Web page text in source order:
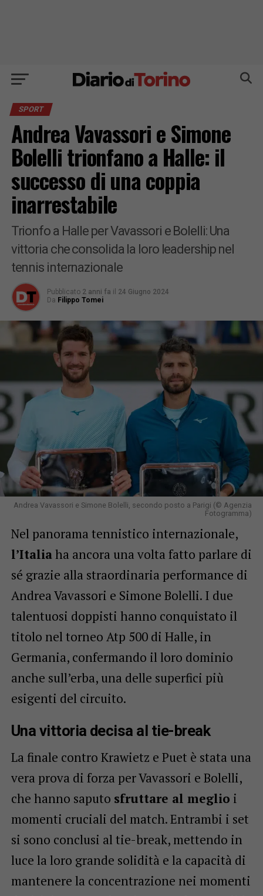
SPORT
Andrea Vavassori e Simone
Bolelli trionfano a Halle: il
successo di una coppia
inarrestabile
Trionfo a Halle per Vavassori e Bolelli: Una
vittoria che consolida la loro leadership nel
tennis internazionale
Pubblicato 2 anni fa il 24 Giugno 2024
Da Filippo Tomei
Andrea Vavassori e Simone Bolelli, secondo posto a Parigi (© Agenzia
Fotogramma)
Nel panorama tennistico internazionale,
l’Italiaha ancora una volta fatto parlare di
sé grazie alla straordinaria performance di
Andrea Vavassori e Simone Bolelli. I due
talentuosi doppisti hanno conquistato il
titolo nel torneo Atp 500 di Halle, in
Germania, confermando il loro dominio
anche sull’erba, una delle superfici più
esigenti del circuito.
Una vittoria decisa al tie-break
La finale contro Krawietz e Puet è stata una
vera prova di forza per Vavassori e Bolelli,
che hanno saputo sfruttare al meglio i
momenti cruciali del match. Entrambi i set
si sono conclusi al tie-break, mettendo in
luce la loro grande solidità e la capacità di
mantenere la concentrazione nei momenti